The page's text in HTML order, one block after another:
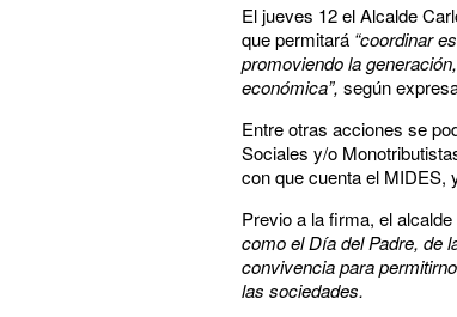
El jueves 12 el Alcalde
que permitará “coordinar
promoviendo la
económica”, según
Entre otras acciones se
Sociales y/o
con que cuenta el MIDES,
Previo a la firma, el
como el Día del Padre, de
convivencia para
las sociedades.